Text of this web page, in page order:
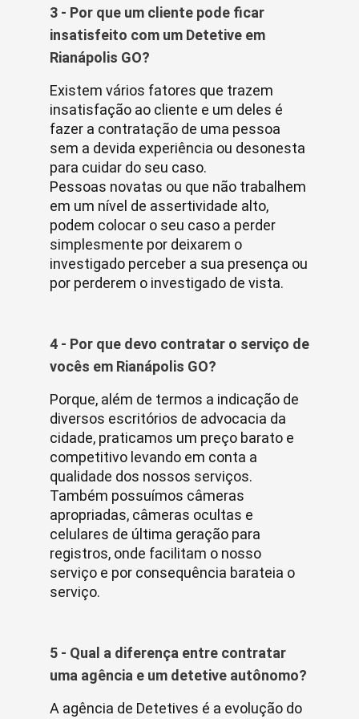
3 - Por que um cliente pode ficar
insatisfeito com um Detetive em
Rianápolis GO?
Existem vários fatores que trazem
insatisfação ao cliente e um deles é
fazer a contratação de uma pessoa
sem a devida experiência ou desonesta
para cuidar do seu caso.
Pessoas novatas ou que não trabalhem
em um nível de assertividade alto,
podem colocar o seu caso a perder
simplesmente por deixarem o
investigado perceber a sua presença ou
por perderem o investigado de vista.
4 - Por que devo contratar o serviço de
vocês em Rianápolis GO?
Porque, além de termos a indicação de
diversos escritórios de advocacia da
cidade, praticamos um preço barato e
competitivo levando em conta a
qualidade dos nossos serviços.
Também possuímos câmeras
apropriadas, câmeras ocultas e
celulares de última geração para
registros, onde facilitam o nosso
serviço e por consequência barateia o
serviço.
5 - Qual a diferença entre contratar
uma agência e um detetive autônomo?
A agência de Detetives é a evolução do